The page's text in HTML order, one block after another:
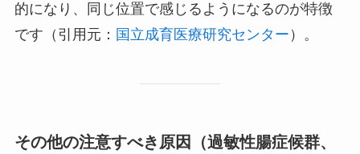
的になり、同じ位置で感じるようになるのが特徴
です（引用元： 国立成育医療研究センター ）。
その他の注意すべき原因（過敏性腸症候群、